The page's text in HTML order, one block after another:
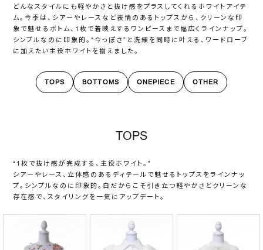
どんなスタイルにも軽やかさと抜け感をプラスしてくれるホワイトアイテ
ム。今季は、シアーやレースなど表情のあるトップスから、クリーンな印
象で魅せるボトム、1枚で着映えするワンピースまで幅広くラインナップ。
シンプルなのに印象的。“今っぽさ”と洗練を同時に叶える、ワードローブ
に加えたい主役ホワイトを揃えました。
TOPS BOTTOMS ONEPIECE OTHER
TOPS
“1枚で抜け感が完成する、主役ホワイト。”
シアーやレース、立体感のあるディテールで魅せるトップスをラインナッ
プ。シンプルなのに印象的。白だからこそ引き立つ軽やかさとクリーンな
存在感で、スタイリングを一気にアップデート。